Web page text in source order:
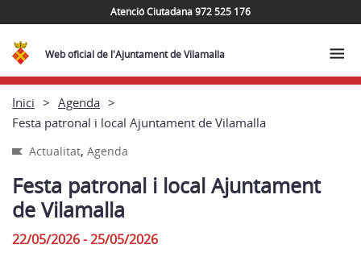
Atenció Ciutadana 972 525 176
Web oficial de l'Ajuntament de Vilamalla
Inici
Agenda
Festa patronal i local Ajuntament de Vilamalla
Actualitat, Agenda
Festa patronal i local Ajuntament
de Vilamalla
22/05/2026 - 25/05/2026